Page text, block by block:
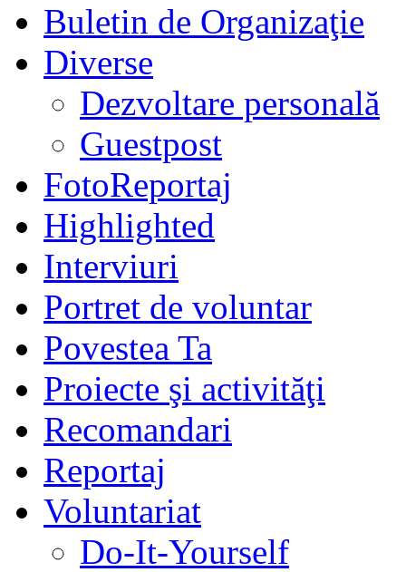
Buletin de Organizaţie
Diverse
Dezvoltare personală
Guestpost
FotoReportaj
Highlighted
Interviuri
Portret de voluntar
Povestea Ta
Proiecte şi activităţi
Recomandari
Reportaj
Voluntariat
Do-It-Yourself